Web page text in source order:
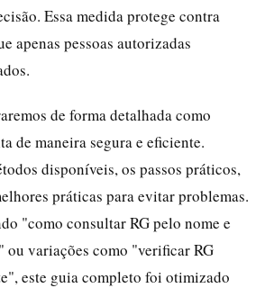
Essa medida protege contra
apenas pessoas autorizadas
de forma detalhada como
de maneira segura e eficiente.
disponíveis, os passos práticos,
práticas para evitar problemas.
"como consultar RG pelo nome e
ou variações como "verificar RG
este guia completo foi otimizado